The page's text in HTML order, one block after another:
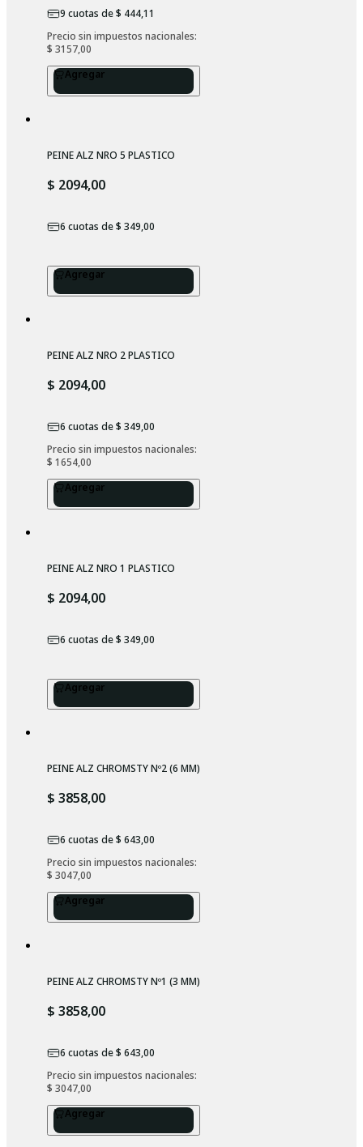
9 cuotas de$ 444,11
Precio sin impuestos nacionales:
$ 3157,00
Agregar
PEINE ALZ NRO 5 PLASTICO
$ 2094,00
6 cuotas de$ 349,00
Agregar
PEINE ALZ NRO 2 PLASTICO
$ 2094,00
6 cuotas de$ 349,00
Precio sin impuestos nacionales:
$ 1654,00
Agregar
PEINE ALZ NRO 1 PLASTICO
$ 2094,00
6 cuotas de$ 349,00
Agregar
PEINE ALZ CHROMSTY Nº2 (6 MM)
$ 3858,00
6 cuotas de$ 643,00
Precio sin impuestos nacionales:
$ 3047,00
Agregar
PEINE ALZ CHROMSTY Nº1 (3 MM)
$ 3858,00
6 cuotas de$ 643,00
Precio sin impuestos nacionales:
$ 3047,00
Agregar